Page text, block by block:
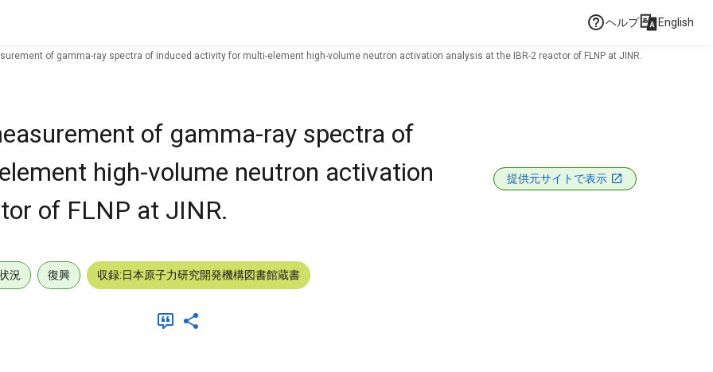
ヘルプ English
of gamma-ray spectra of induced activity for multi-element high-volume neutron activation analysis at the IBR-2 reactor of FLNP at JINR.
of gamma-ray spectra of
high-volume neutron activation
of FLNP at JINR.
提供元サイトで表示
況 復興 収録:日本原子力研究開発機構図書館蔵書